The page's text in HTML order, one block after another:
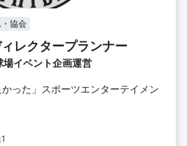
協会
レクタープランナー
イベント企画運営
かった」スポーツエンターテイメン
1